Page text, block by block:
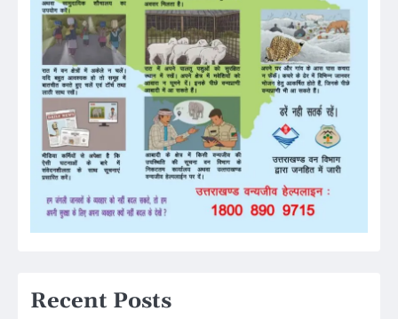
Recent Posts